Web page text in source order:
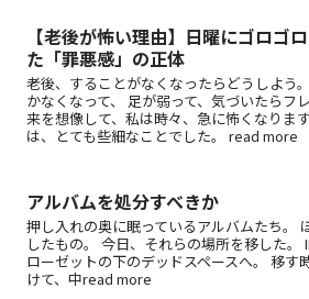
【老後が怖い理由】日曜にゴロゴ
た「罪悪感」の正体
老後、することがなくなったらどうしよう
かなくなって、 足が弱って、気づいたら
来を想像して、私は時々、急に怖くなりま
は、とても些細なことでした。 read more
アルバムを処分すべきか
押し入れの奥に眠っているアルバムたち。
したもの。 今日、それらの場所を移した。
ローゼットの下のデッドスペースへ。 移す
けて、中read more